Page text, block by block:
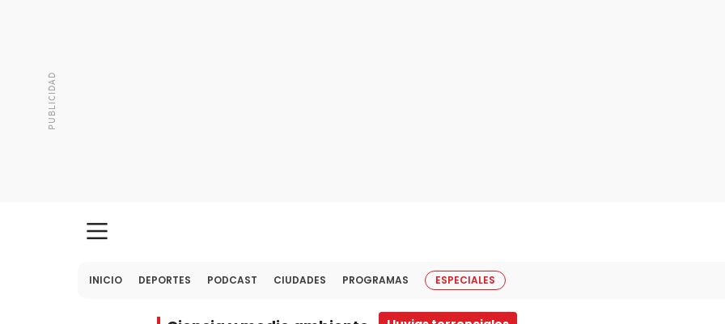
INICIO DEPORTES PODCAST CIUDADES PROGRAMAS ESPECIALES